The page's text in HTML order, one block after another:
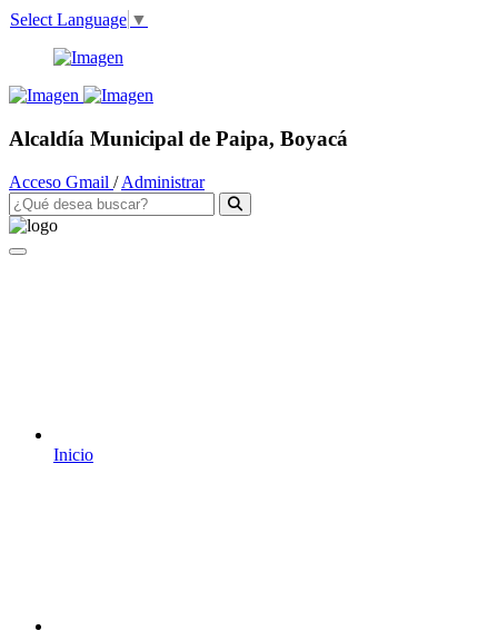
Select Language ▼
Alcaldía Municipal de Paipa, Boyacá
Acceso Gmail /Administrar
Inicio